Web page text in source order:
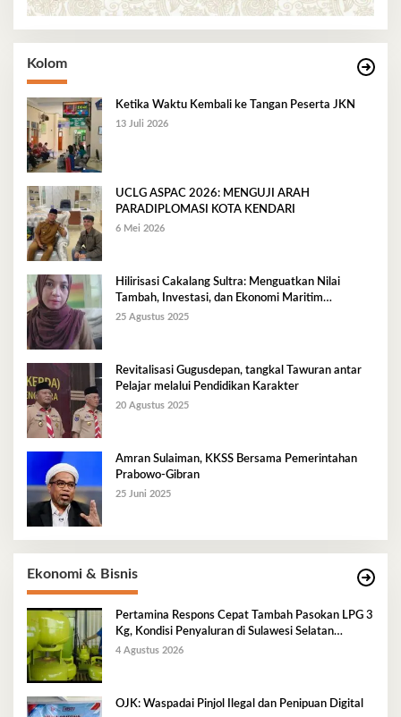
Kolom
Ketika Waktu Kembali ke Tangan Peserta JKN
13 Juli 2026
UCLG ASPAC 2026: MENGUJI ARAH
PARADIPLOMASI KOTA KENDARI
6 Mei 2026
Hilirisasi Cakalang Sultra: Menguatkan Nilai
Tambah, Investasi, dan Ekonomi Maritim
Berkelanjutan
25 Agustus 2025
Revitalisasi Gugusdepan, tangkal Tawuran antar
Pelajar melalui Pendidikan Karakter
20 Agustus 2025
Amran Sulaiman, KKSS Bersama Pemerintahan
Prabowo-Gibran
25 Juni 2025
Ekonomi & Bisnis
Pertamina Respons Cepat Tambah Pasokan LPG 3
Kg, Kondisi Penyaluran di Sulawesi Selatan
Berlangsung Kondusif
4 Agustus 2026
OJK: Waspadai Pinjol Ilegal dan Penipuan Digital